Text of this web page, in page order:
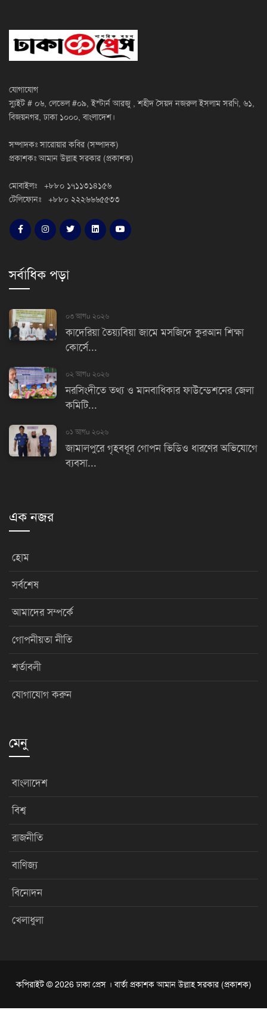
যোগাযোগ
স্যুইট # ০৬, লেভেল #০৯, ইস্টার্ন আরজু , শহীদ সৈয়দ নজরুল ইসলাম সরণি, ৬১,
বিজয়নগর, ঢাকা ১০০০, বাংলাদেশ।
সম্পাদকঃ সারোয়ার কবির (সম্পাদক)
প্রকাশকঃ আমান উল্লাহ সরকার (প্রকাশক)
মোবাইলঃ +৮৮০ ১৭১১৩১৪১৫৬
টেলিফোনঃ +৮৮০ ২২২৬৬৬৫৫৩৩
সর্বাধিক পড়া
০৩ আগu ২০২৬
কাদেরিয়া তৈয়্যবিয়া জামে মসজিদে কুরআন শিক্ষা
কোর্সে...
০২ আগu ২০২৬
নরসিংদীতে তথ্য ও মানবাধিকার ফাউন্ডেশনের জেলা
কমিটি...
০১ আগu ২০২৬
জামালপুরে গৃহবধূর গোপন ভিডিও ধারণের অভিযোগে
ব্যবসা...
এক নজর
হোম
সর্বশেষ
আমাদের সম্পর্কে
গোপনীয়তা নীতি
শর্তাবলী
যোগাযোগ করুন
মেনু
বাংলাদেশ
বিশ্ব
রাজনীতি
বাণিজ্য
বিনোদন
খেলাধুলা
কপিরাইট © 2026 ঢাকা প্রেস । বার্তা প্রকাশক আমান উল্লাহ সরকার (প্রকাশক)